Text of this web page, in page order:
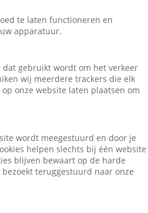
te laten functioneren en
apparatuur.
gebruikt wordt om het verkeer
wij meerdere trackers die elk
onze website laten plaatsen om
wordt meegestuurd en door je
helpen slechts bij één website
blijven bewaart op de harde
teruggestuurd naar onze